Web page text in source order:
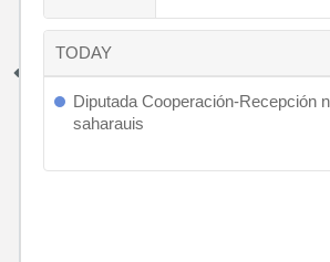
TODAY
Diputada Cooperación-Recepción
saharauis